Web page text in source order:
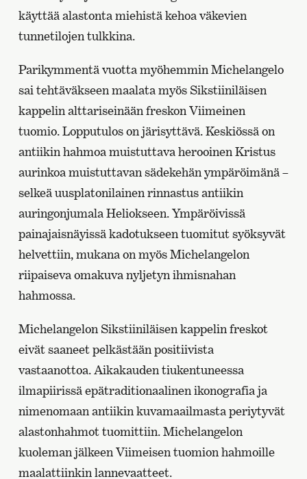
käyttää alastonta miehistä kehoa väkevien
tunnetilojen tulkkina.
Parikymmentä vuotta myöhemmin Michelangelo
sai tehtäväkseen maalata myös Sikstiiniläisen
kappelin alttariseinään freskon Viimeinen
tuomio. Lopputulos on järisyttävä. Keskiössä on
antiikin hahmoa muistuttava herooinen Kristus
aurinkoa muistuttavan sädekehän ympäröimänä –
selkeä uusplatonilainen rinnastus antiikin
auringonjumala Heliokseen. Ympäröivissä
painajaisnäyissä kadotukseen tuomitut syöksyvät
helvettiin, mukana on myös Michelangelon
riipaiseva omakuva nyljetyn ihmisnahan
hahmossa.
Michelangelon Sikstiiniläisen kappelin freskot
eivät saaneet pelkästään positiivista
vastaanottoa. Aikakauden tiukentuneessa
ilmapiirissä epätraditionaalinen ikonografia ja
nimenomaan antiikin kuvamaailmasta periytyvät
alastonhahmot tuomittiin. Michelangelon
kuoleman jälkeen Viimeisen tuomion hahmoille
maalattiinkin lannevaatteet.